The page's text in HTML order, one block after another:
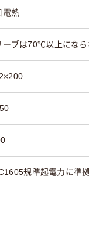
電熱
ーブは70℃以上になら
規準起電力に準